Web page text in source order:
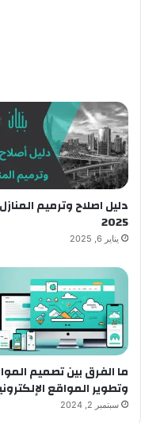
دليل اصلاح وترميم المنازل
2025
يناير 6, 2025
ما الفرق بين تصميم
وتطوير المواقع
سبتمبر 2, 2024